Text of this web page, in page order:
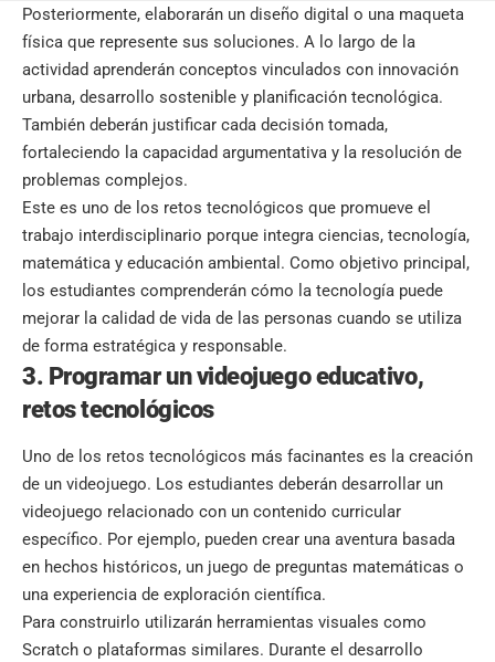
Posteriormente, elaborarán un diseño digital o una maqueta
física que represente sus soluciones. A lo largo de la
actividad aprenderán conceptos vinculados con innovación
urbana, desarrollo sostenible y planificación tecnológica.
También deberán justificar cada decisión tomada,
fortaleciendo la capacidad argumentativa y la resolución de
problemas complejos.
Este es uno de los retos tecnológicos que promueve el
trabajo interdisciplinario porque integra ciencias, tecnología,
matemática y educación ambiental. Como objetivo principal,
los estudiantes comprenderán cómo la tecnología puede
mejorar la calidad de vida de las personas cuando se utiliza
de forma estratégica y responsable.
3. Programar un videojuego educativo,
retos tecnológicos
Uno de los retos tecnológicos más facinantes es la creación
de un videojuego. Los estudiantes deberán desarrollar un
videojuego relacionado con un contenido curricular
específico. Por ejemplo, pueden crear una aventura basada
en hechos históricos, un juego de preguntas matemáticas o
una experiencia de exploración científica.
Para construirlo utilizarán herramientas visuales como
Scratch o plataformas similares. Durante el desarrollo